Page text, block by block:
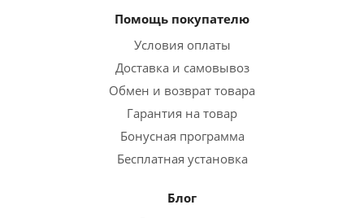
Помощь покупателю
Условия оплаты
Доставка и самовывоз
Обмен и возврат товара
Гарантия на товар
Бонусная программа
Бесплатная установка
Блог